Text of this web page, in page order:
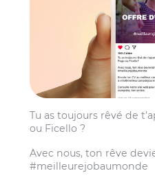
Tu as toujours rêvé de
ou Ficello ?
Avec nous, ton rêve
#meilleurejobaumonde